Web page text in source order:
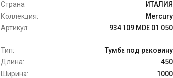
Страна:
ИТАЛИЯ
Коллекция:
Mercury
Артикул:
934 109 MDE 01 050
Тип:
Тумба под раковину
Длина:
450
Ширина:
1000